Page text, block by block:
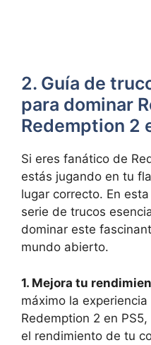
2. Guía de
para dominar
Redemption 2
Si eres fanático de
estás jugando en tu
lugar correcto. En
serie de trucos
dominar este
mundo abierto.
1. Mejora tu
máximo la
Redemption 2 en
el rendimiento de tu